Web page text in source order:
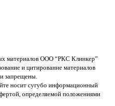
материалов ООО “РКС Клинкер”
и цитирование материалов
запрещены.
носит сугубо информационный
определяемой положениями